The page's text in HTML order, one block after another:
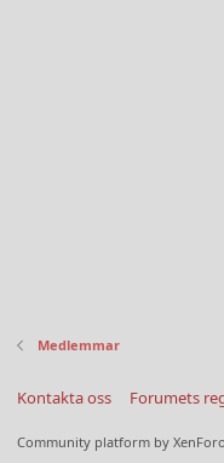
Medlemmar
Kontakta oss Forumets
Community platform by XenForo